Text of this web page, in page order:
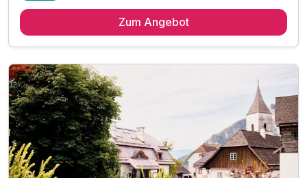
1 x außergewöhnliches Frühstück
inkl. Bademantel, Hausschuhe & Handtücher
inkl. WLAN
Zum Angebot